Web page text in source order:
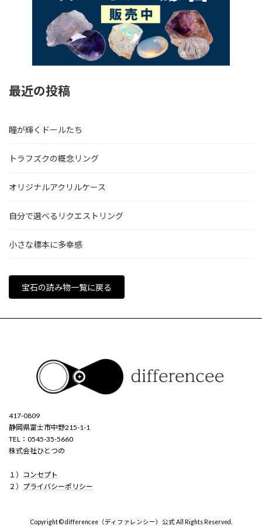
最近の投稿
瞳が輝くドールたち
トラフズクの概念リング
オリジナルアクリルケース
自分で選べるリクエストリング
小さな標本に多幸感
宝石の読み物一覧に戻る
417-0809
静岡県富士市中野215-1-1
TEL：0545-35-5660
株式会社ひとつの
１） コンセプト
２） プライバシーポリシー
Copyright © differencee（ディファレンシー）公式 All Rights Reserved.